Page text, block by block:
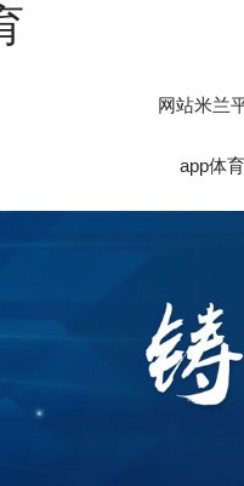
网站米兰
app体育